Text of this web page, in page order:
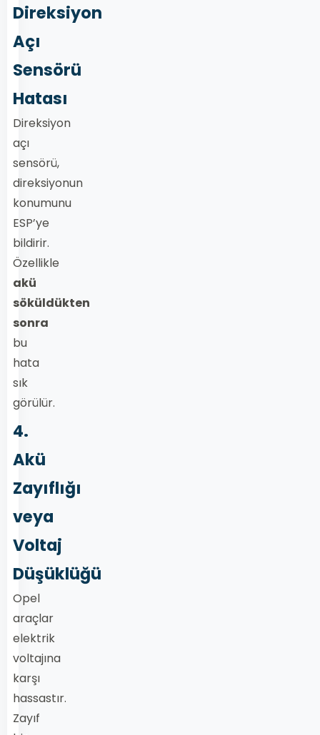
Direksiyon
Açı
Sensörü
Hatası
Direksiyon
açı
sensörü,
direksiyonun
konumunu
ESP’ye
bildirir.
Özellikle
akü
söküldükten
sonra
bu
hata
sık
görülür.
4.
Akü
Zayıflığı
veya
Voltaj
Düşüklüğü
Opel
araçlar
elektrik
voltajına
karşı
hassastır.
Zayıf